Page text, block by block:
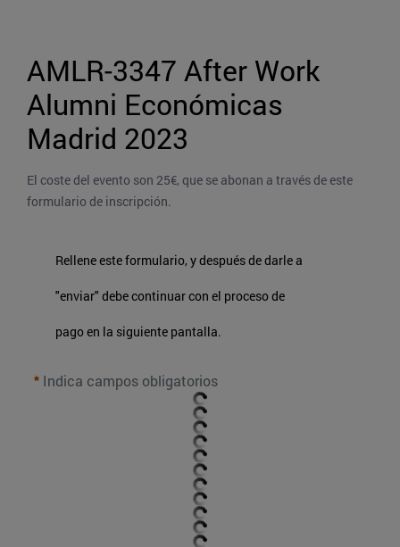
AMLR-3347 After Work
Alumni Económicas
Madrid 2023
El coste del evento son 25€, que se abonan a través de este
formulario de inscripción.
Rellene este formulario, y después de darle a
"enviar" debe continuar con el proceso de
pago en la siguiente pantalla.
Indica campos obligatorios